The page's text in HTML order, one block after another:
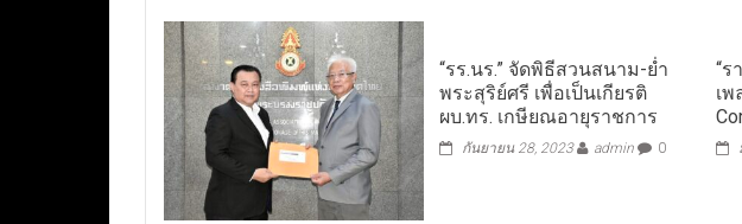
“รร.นร.” จัดพิธีสวนสนาม-ย่ำ
พระสุริย์ศรี เพื่อเป็นเกียรติ
ผบ.ทร. เกษียณอายุราชการ
กันยายน 28, 2023 admin 0
“
เพ